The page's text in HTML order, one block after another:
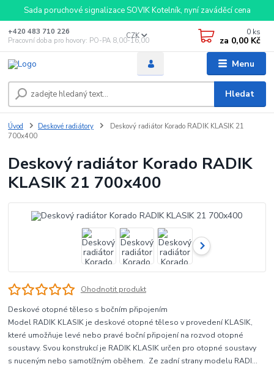
Sada poruchové signalizace SOVIK Kotelník, nyní zaváděcí cena
Menu
CZK
Hledat
+420 483 710 226
Pracovní doba pro hovory: PO-PA 8,00-16,00
0 ks
za 0,00 Kč
Úvod Deskové radiátory
Deskový radiátor Korado RADIK KLASIK 21
700x400
Deskový radiátor Korado RADIK
KLASIK 21 700x400
Ohodnotit produkt
Deskové otopné těleso s bočním připojením
Model RADIK KLASIK je deskové otopné těleso v provedení KLASIK,
které umožňuje levé nebo pravé boční připojení na rozvod otopné
soustavy. Svou konstrukcí je RADIK KLASIK určen pro otopné soustavy
s nuceným nebo samotížným oběhem. Ze zadní strany modelu RADI...